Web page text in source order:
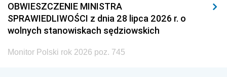
OBWIESZCZENIE MINISTRA
SPRAWIEDLIWOŚCI z dnia 28 lipca 2026 r. o
wolnych stanowiskach sędziowskich
Monitor Polski rok 2026 poz. 745